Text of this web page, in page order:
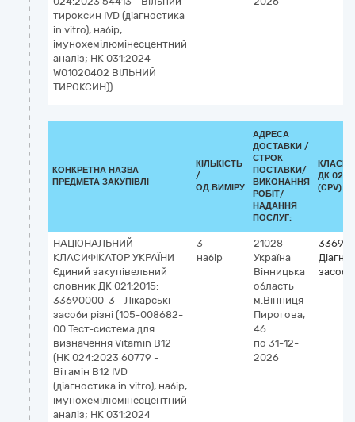
тироксин IVD (діагностика
in vitro), набір,
імунохемілюмінесцентний
аналіз; НК 031:2024
W01020402 ВІЛЬНИЙ
ТИРОКСИН))
КОНКРЕТНА НАЗВА
ПРЕДМЕТА ЗАКУПІВЛІ
КІЛЬКІСТЬ
/
ОД.ВИМІРУ
АДРЕСА
ДОСТАВКИ /
СТРОК
ПОСТАВКИ/
ВИКОНАННЯ
РОБІТ/
НАДАННЯ
ПОСЛУГ:
ДК
(CPV)
НАЦІОНАЛЬНИЙ
КЛАСИФІКАТОР УКРАЇНИ
Єдиний закупівельний
словник ДК 021:2015:
33690000-3 - Лікарські
засоби різні (105-008682-
00 Тест-система для
визначення Vitamin B12
(НК 024:2023 60779 -
Вітамін B12 IVD
(діагностика in vitro), набір,
імунохемілюмінесцентний
аналіз; НК 031:2024
3
набір
21028
Україна
Вінницька
область
м.Вінниця
Пирогова,
46
по 31-12-
2026
засоби